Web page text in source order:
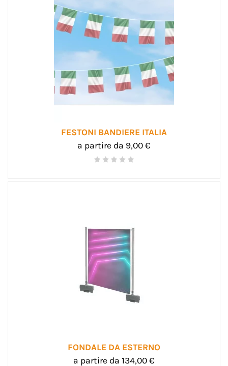
FESTONI BANDIERE ITALIA
a partire da 9,00 €
FONDALE DA ESTERNO
a partire da 134,00 €